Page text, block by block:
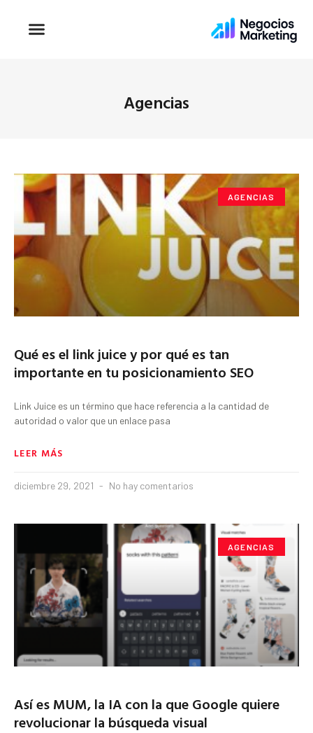
Agencias
AGENCIAS
Qué es el link juice y por qué es tan
importante en tu posicionamiento SEO
Link Juice es un término que hace referencia a la cantidad de
autoridad o valor que un enlace pasa
LEER MÁS
diciembre 29, 2021 No hay comentarios
AGENCIAS
Así es MUM, la IA con la que Google quiere
revolucionar la búsqueda visual